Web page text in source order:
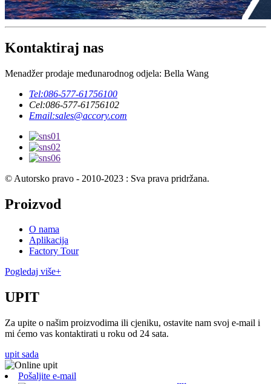
Kontaktiraj nas
Menadžer prodaje međunarodnog odjela: Bella Wang
Tel:086-577-61756100
Cel:086-577-61756102
Email:sales@accory.com
© Autorsko pravo - 2010-2023 : Sva prava pridržana.
Proizvod
O nama
Aplikacija
Factory Tour
Pogledaj više+
UPIT
Za upite o našim proizvodima ili cjeniku, ostavite nam svoj e-mail i
mi ćemo vas kontaktirati u roku od 24 sata.
upit sada
Pošaljite e-mail